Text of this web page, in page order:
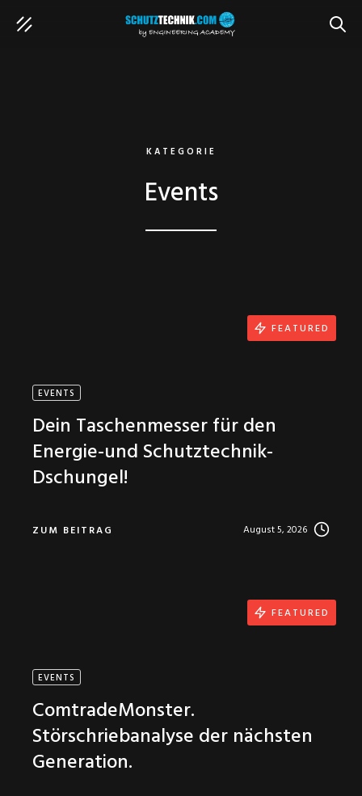
KATEGORIE
Events
EVENTS
Dein Taschenmesser für den
Energie-und Schutztechnik-
Dschungel!
ZUM BEITRAG August 5, 2026
FEATURED
EVENTS
ComtradeMonster.
Störschriebanalyse der nächsten
Generation.
FEATURED